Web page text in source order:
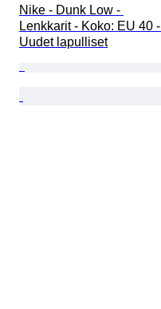
Nike - Dunk Low -
Lenkkarit - Koko: EU 40 -
Uudet lapulliset